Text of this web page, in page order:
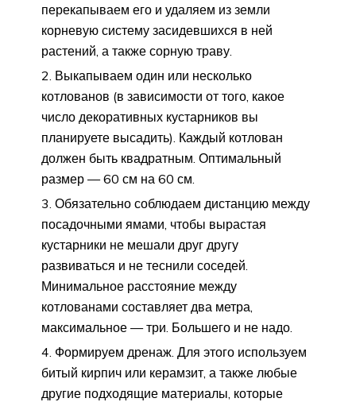
перекапываем его и удаляем из земли
корневую систему засидевшихся в ней
растений, а также сорную траву.
Выкапываем один или несколько
котлованов (в зависимости от того, какое
число декоративных кустарников вы
планируете высадить). Каждый котлован
должен быть квадратным. Оптимальный
размер — 60 см на 60 см.
Обязательно соблюдаем дистанцию между
посадочными ямами, чтобы вырастая
кустарники не мешали друг другу
развиваться и не теснили соседей.
Минимальное расстояние между
котлованами составляет два метра,
максимальное — три. Большего и не надо.
Формируем дренаж. Для этого используем
битый кирпич или керамзит, а также любые
другие подходящие материалы, которые